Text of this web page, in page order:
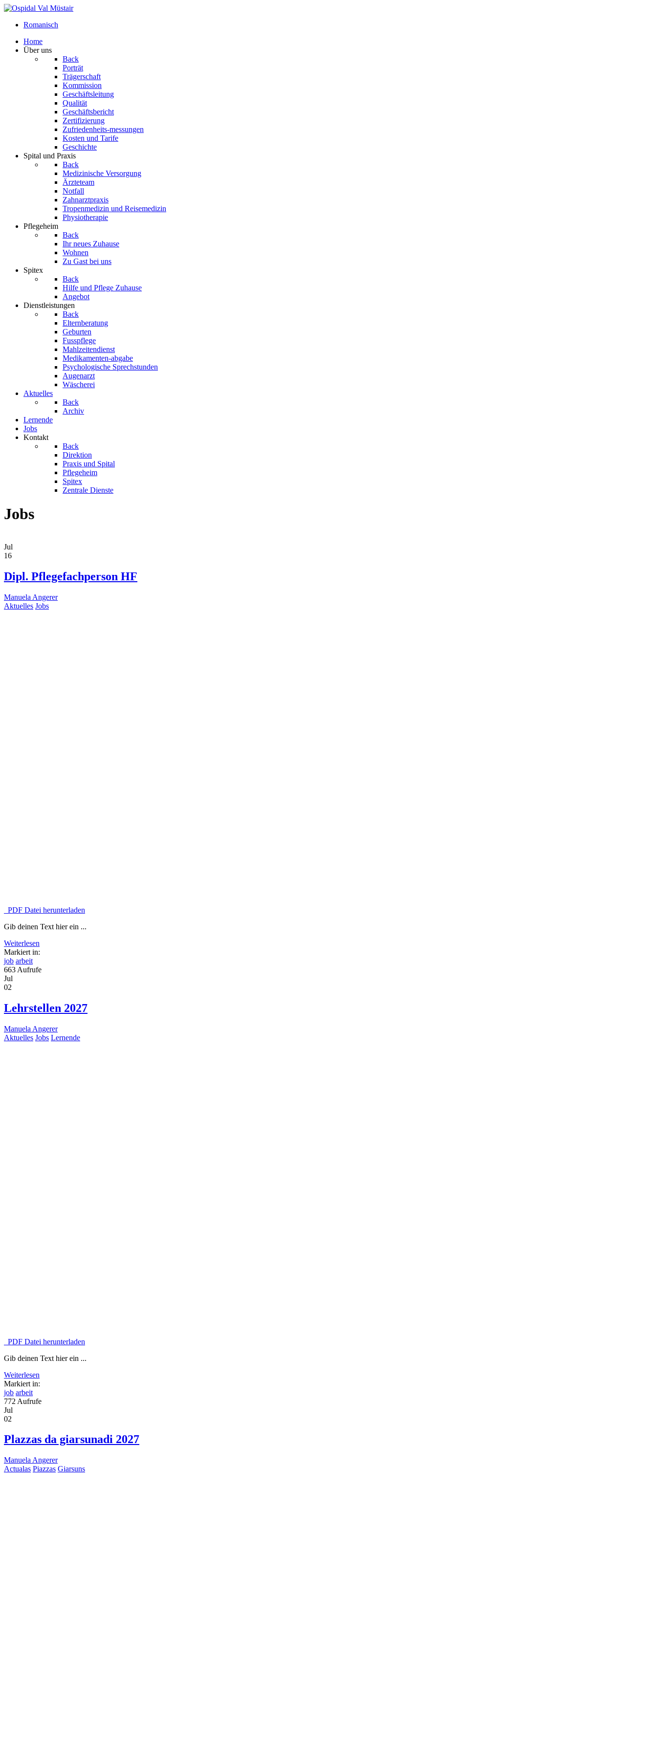
Romanisch
Home
Über uns
Back
Porträt
Trägerschaft
Kommission
Geschäftsleitung
Qualität
Geschäftsbericht
Zertifizierung
Zufriedenheits-messungen
Kosten und Tarife
Geschichte
Spital und Praxis
Back
Medizinische Versorgung
Ärzteteam
Notfall
Zahnarztpraxis
Tropenmedizin und Reisemedizin
Physiotherapie
Pflegeheim
Back
Ihr neues Zuhause
Wohnen
Zu Gast bei uns
Spitex
Back
Hilfe und Pflege Zuhause
Angebot
Dienstleistungen
Back
Elternberatung
Geburten
Fusspflege
Mahlzeitendienst
Medikamenten-abgabe
Psychologische Sprechstunden
Augenarzt
Wäscherei
Aktuelles
Back
Archiv
Lernende
Jobs
Kontakt
Back
Direktion
Praxis und Spital
Pflegeheim
Spitex
Zentrale Dienste
Jobs
Jul
16
Dipl. Pflegefachperson HF
Manuela Angerer
Aktuelles Jobs
PDF Datei herunterladen
Gib deinen Text hier ein ...
Weiterlesen
Markiert in:
job arbeit
663 Aufrufe
Jul
02
Lehrstellen 2027
Manuela Angerer
Aktuelles Jobs Lernende
PDF Datei herunterladen
Gib deinen Text hier ein ...
Weiterlesen
Markiert in:
job arbeit
772 Aufrufe
Jul
02
Plazzas da giarsunadi 2027
Manuela Angerer
Actualas Piazzas Giarsuns